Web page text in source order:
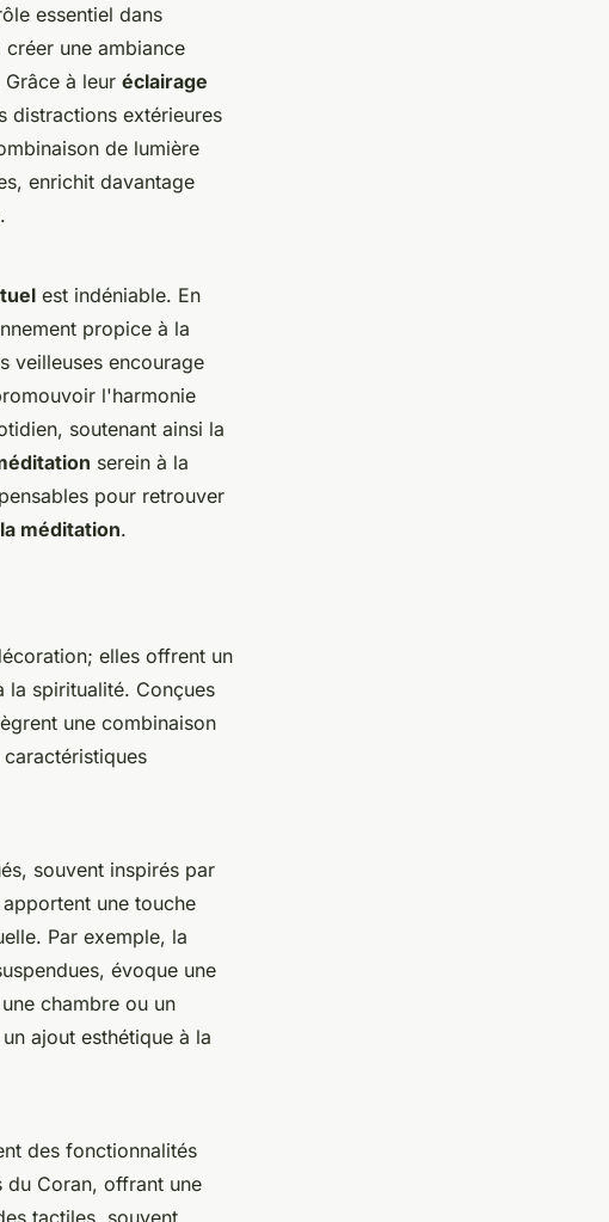
essentiel dans
une ambiance
à leur éclairage
distractions extérieures
de lumière
enrichit davantage
est indéniable. En
propice à la
veilleuses encourage
l'harmonie
soutenant ainsi la
serein à la
pour retrouver
méditation.
elles offrent un
la spiritualité. Conçues
une combinaison
souvent inspirés par
apportent une touche
Par exemple, la
évoque une
chambre ou un
ajout esthétique à la
des fonctionnalités
du Coran, offrant une
tactiles, souvent